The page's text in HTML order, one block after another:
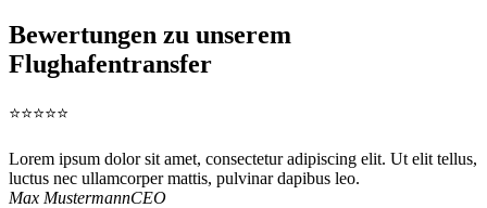
Bewertungen zu unserem
Flughafentransfer
⭐⭐⭐⭐⭐
Lorem ipsum dolor sit amet, consectetur adipiscing elit. Ut elit tellus,
luctus nec ullamcorper mattis, pulvinar dapibus leo.
Max MustermannCEO